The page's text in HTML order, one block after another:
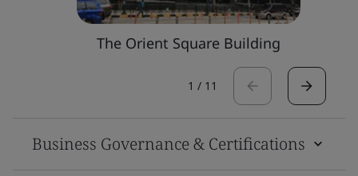
The Orient Square Building
1 / 11
Business Governance & Certifications